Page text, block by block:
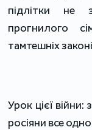
підлітки не
прогнилого
тамтешніх
Урок цієї
росіяни все